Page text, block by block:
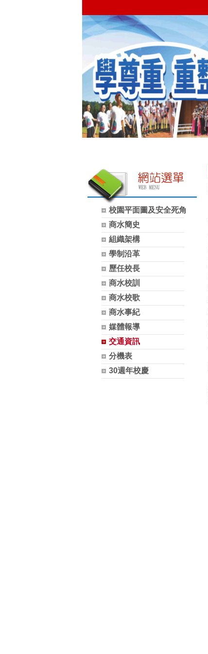
校園平面圖及安全死角
商水簡史
組織架構
學制沿革
歷任校長
商水校訓
商水校歌
商水事紀
媒體報導
交通資訊
分機表
30週年校慶